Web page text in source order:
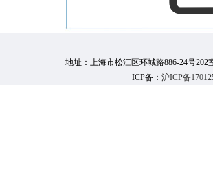
地址：上海市松江区环城路886-24号202
ICP备： 沪ICP备